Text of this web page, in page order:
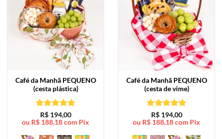
Café da Manhã PEQUENO
(cesta plástica)
Avaliação5
de 5
R$194,00
ou R$ 188,18com Pix
Café da Manhã PEQUENO
(cesta de vime)
Avaliação5
de 5
R$194,00
ou R$ 188,18com Pix